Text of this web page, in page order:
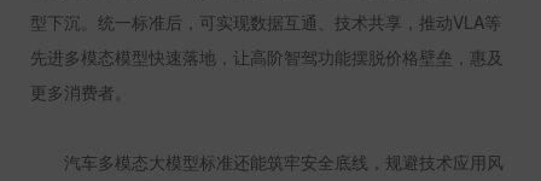
型下沉。统一标准后，可实现数据互通、技术共享，推动VLA等
先进多模态模型快速落地，让高阶智驾功能摆脱价格壁垒，惠及
更多消费者。
汽车多模态大模型标准还能筑牢安全底线，规避技术应用风